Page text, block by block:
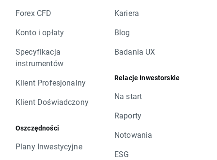
Forex CFD
Konto i opłaty
Specyfikacja
instrumentów
Klient Profesjonalny
Klient Doświadczony
Oszczędności
Plany Inwestycyjne
Kariera
Blog
Badania UX
Relacje Inwestorskie
Na start
Raporty
Notowania
ESG